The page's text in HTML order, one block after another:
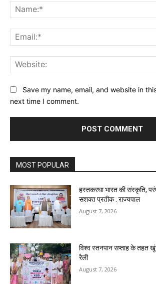
Save my name, email, and website in
next time I comment.
MOST POPULAR
हस्तकरघा भारत की संस्कृति,
सशक्त प्रतीक : राज्यपाल
August 7, 2026
विश्व स्तनपान सप्ताह के तहत
रैली
August 7, 2026